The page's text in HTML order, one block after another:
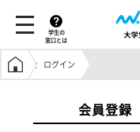
学生の
窓口とは
学生の窓口トップ
ログイン
会員登録